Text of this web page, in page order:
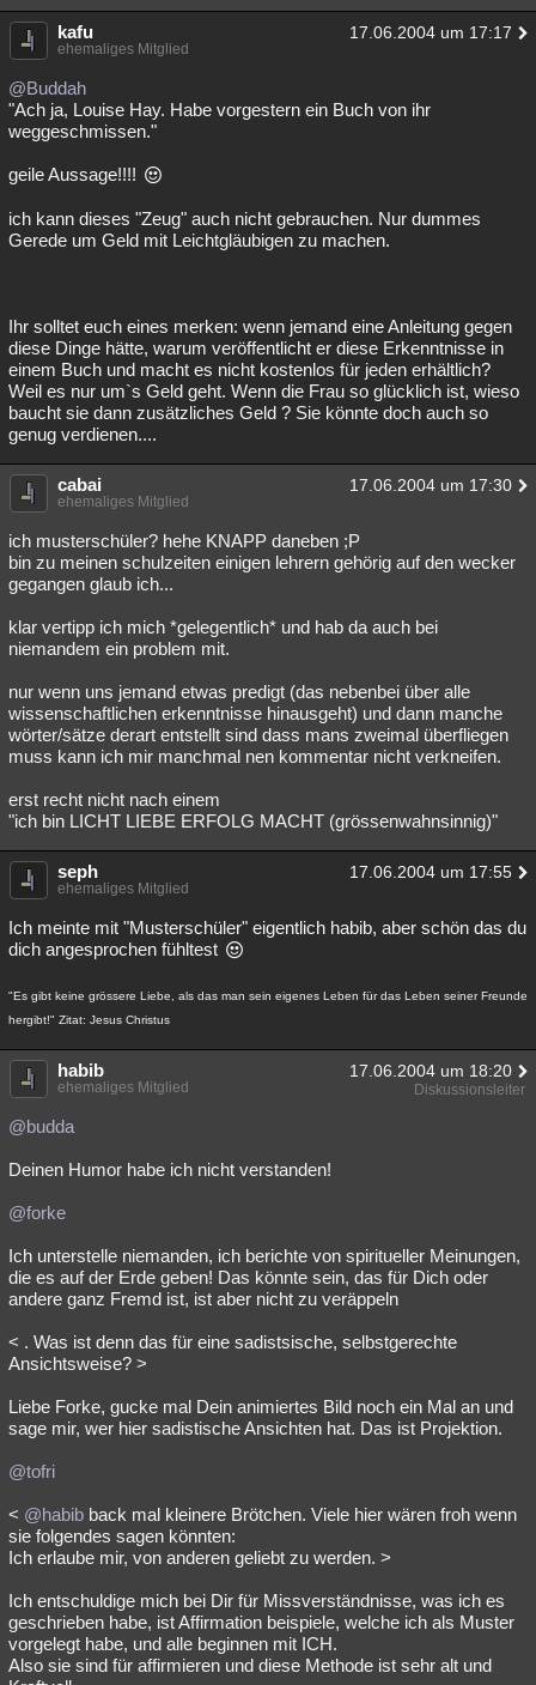
kafu 17.06.2004 um 17:17
ehemaliges Mitglied
@Buddah
"Ach ja, Louise Hay. Habe vorgestern ein Buch von ihr
weggeschmissen."
geile Aussage!!!!
ich kann dieses "Zeug" auch nicht gebrauchen. Nur dummes
Gerede um Geld mit Leichtgläubigen zu machen.
Ihr solltet euch eines merken: wenn jemand eine Anleitung gegen
diese Dinge hätte, warum veröffentlicht er diese Erkenntnisse in
einem Buch und macht es nicht kostenlos für jeden erhältlich?
Weil es nur um`s Geld geht. Wenn die Frau so glücklich ist, wieso
baucht sie dann zusätzliches Geld ? Sie könnte doch auch so
genug verdienen....
cabai 17.06.2004 um 17:30
ehemaliges Mitglied
ich musterschüler? hehe KNAPP daneben ;P
bin zu meinen schulzeiten einigen lehrern gehörig auf den wecker
gegangen glaub ich...
klar vertipp ich mich *gelegentlich* und hab da auch bei
niemandem ein problem mit.
nur wenn uns jemand etwas predigt (das nebenbei über alle
wissenschaftlichen erkenntnisse hinausgeht) und dann manche
wörter/sätze derart entstellt sind dass mans zweimal überfliegen
muss kann ich mir manchmal nen kommentar nicht verkneifen.
erst recht nicht nach einem
"ich bin LICHT LIEBE ERFOLG MACHT (grössenwahnsinnig)"
seph 17.06.2004 um 17:55
ehemaliges Mitglied
Ich meinte mit "Musterschüler" eigentlich habib, aber schön das du
dich angesprochen fühltest
"Es gibt keine grössere Liebe, als das man sein eigenes Leben für das Leben seiner Freunde
hergibt!" Zitat: Jesus Christus
habib 17.06.2004 um 18:20
ehemaliges Mitglied Diskussionsleiter
@budda
Deinen Humor habe ich nicht verstanden!
@forke
Ich unterstelle niemanden, ich berichte von spiritueller Meinungen,
die es auf der Erde geben! Das könnte sein, das für Dich oder
andere ganz Fremd ist, ist aber nicht zu veräppeln
< . Was ist denn das für eine sadistsische, selbstgerechte
Ansichtsweise? >
Liebe Forke, gucke mal Dein animiertes Bild noch ein Mal an und
sage mir, wer hier sadistische Ansichten hat. Das ist Projektion.
@tofri
< @habib back mal kleinere Brötchen. Viele hier wären froh wenn
sie folgendes sagen könnten:
Ich erlaube mir, von anderen geliebt zu werden. >
Ich entschuldige mich bei Dir für Missverständnisse, was ich es
geschrieben habe, ist Affirmation beispiele, welche ich als Muster
vorgelegt habe, und alle beginnen mit ICH.
Also sie sind für affirmieren und diese Methode ist sehr alt und